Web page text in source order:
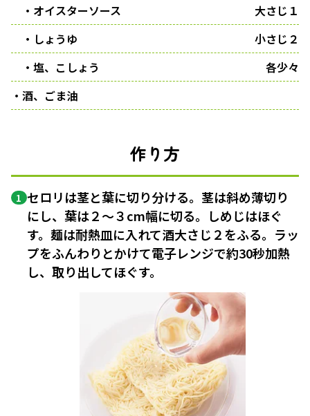
・オイスターソース
大さじ１
・しょうゆ
小さじ２
・塩、こしょう
各少々
・酒、ごま油
作り方
1 セロリは茎と葉に切り分ける。茎は斜め薄切り
にし、葉は２〜３cm幅に切る。しめじはほぐ
す。麺は耐熱皿に入れて酒大さじ２をふる。ラッ
プをふんわりとかけて電子レンジで約30秒加熱
し、取り出してほぐす。